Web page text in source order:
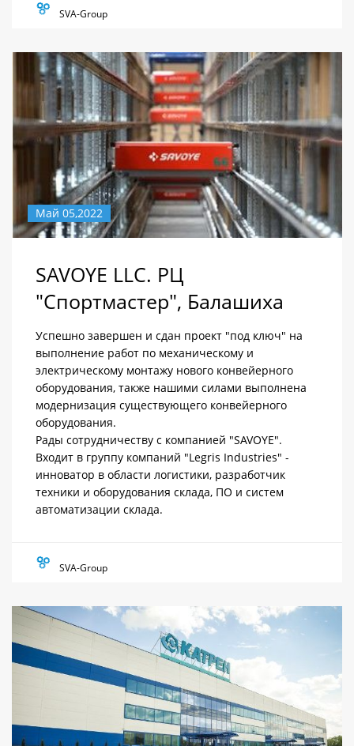
SVA-Group
Май 05,2022
SAVOYE LLC. РЦ
"Спортмастер", Балашиха
Успешно завершен и сдан проект "под ключ" на
выполнение работ по механическому и
электрическому монтажу нового конвейерного
оборудования, также нашими силами выполнена
модернизация существующего конвейерного
оборудования.
Рады сотрудничеству с компанией "SAVOYE".
Входит в группу компаний "Legris Industries" -
инноватор в области логистики, разработчик
техники и оборудования склада, ПО и систем
автоматизации склада.
SVA-Group